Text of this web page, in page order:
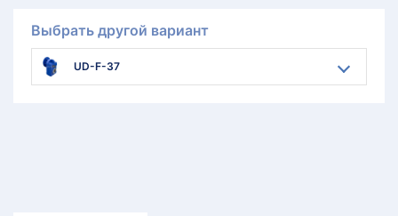
Выбрать другой вариант
UD-F-37